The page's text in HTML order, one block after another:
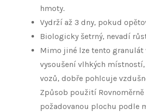
hmoty.
Vydrží až 3 dny, pokud
Biologicky šetrný, nevadí
Mimo jiné lze tento granulát
vysoušení vlhkých
vozů, dobře pohlcuje
Způsob použití Rovnoměrně
požadovanou plochu podle